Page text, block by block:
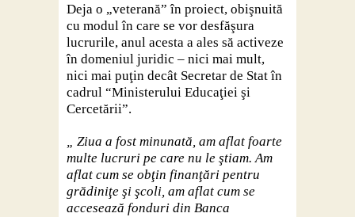
Deja o „veterană” în proiect, obişnuită
cu modul în care se vor desfăşura
lucrurile, anul acesta a ales să activeze
în domeniul juridic – nici mai mult,
nici mai puţin decât Secretar de Stat în
cadrul “Ministerului Educaţiei şi
Cercetării”.
„ Ziua a fost minunată, am aflat foarte
multe lucruri pe care nu le ştiam. Am
aflat cum se obţin finanţări pentru
grădiniţe şi şcoli, am aflat cum se
accesează fonduri din Banca